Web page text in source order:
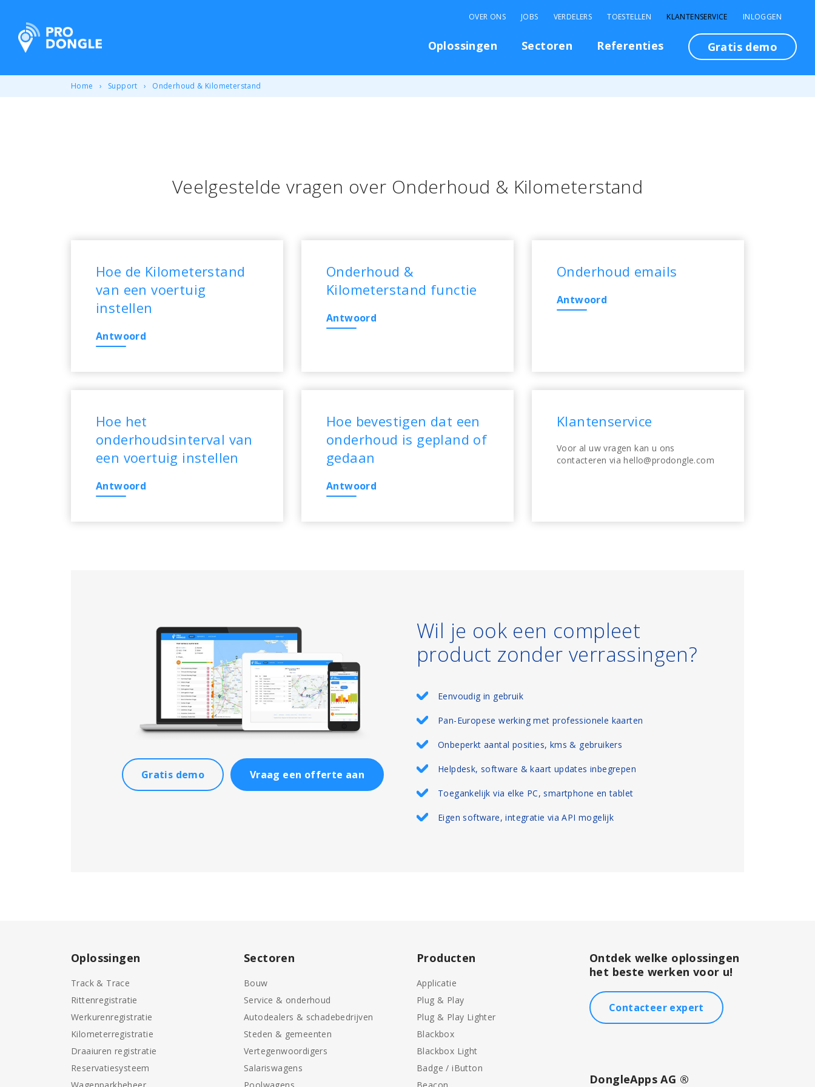
ProDongle Track & Trace
Oplossingen Sectoren Referenties Gratis demo
OVER ONS JOBS VERDELERS TOESTELLEN KLANTENSERVICE INLOGGEN
Home Support Onderhoud & Kilometerstand
Veelgestelde vragen over Onderhoud & Kilometerstand
Hoe de Kilometerstand
van een voertuig
instellen
Antwoord
Onderhoud &
Kilometerstand functie
Antwoord
Onderhoud emails
Antwoord
Hoe het
onderhoudsinterval van
een voertuig instellen
Antwoord
Hoe bevestigen dat een
onderhoud is gepland of
gedaan
Antwoord
Klantenservice
Voor al uw vragen kan u ons
contacteren via hello@prodongle.com
Gratis demo Vraag een offerte aan
Wil je ook een compleet
product zonder verrassingen?
Eenvoudig in gebruik
Pan-Europese werking met professionele kaarten
Onbeperkt aantal posities, kms & gebruikers
Helpdesk, software & kaart updates inbegrepen
Toegankelijk via elke PC, smartphone en tablet
Eigen software, integratie via API mogelijk
Oplossingen
Track & Trace
Rittenregistratie
Werkurenregistratie
Kilometerregistratie
Draaiuren registratie
Reservatiesysteem
Sectoren
Bouw
Service & onderhoud
Autodealers & schadebedrijven
Steden & gemeenten
Vertegenwoordigers
Salariswagens
Producten
Applicatie
Plug & Play
Plug & Play Lighter
Blackbox
Blackbox Light
Badge / iButton
Ontdek welke oplossingen
het beste werken voor u!
Contacteer expert
DongleApps AG ®